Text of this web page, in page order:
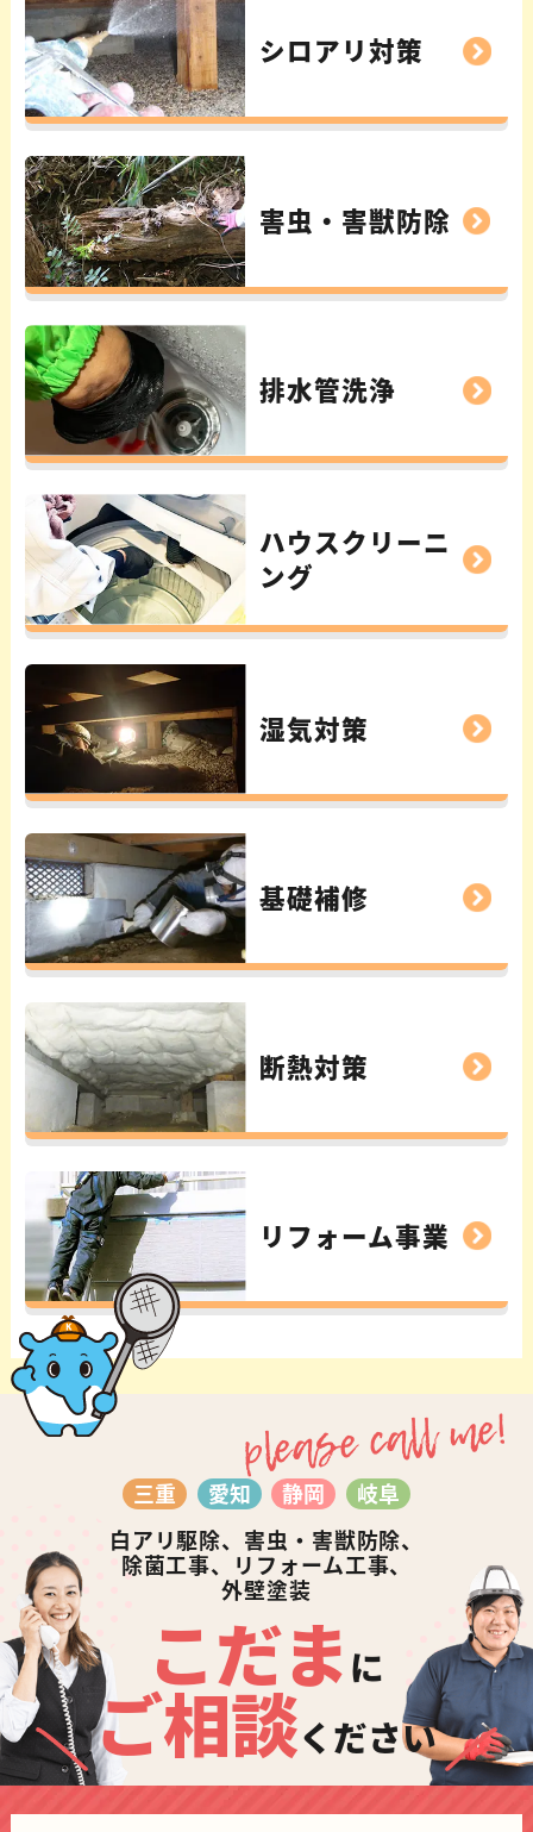
シロアリ対策
害虫・害獣防除
排水管洗浄
ハウスクリーニ
ング
湿気対策
基礎補修
断熱対策
リフォーム事業
please call me!
三重 愛知 静岡
岐阜
白アリ駆除、害虫・害獣防除、
除菌工事、リフォーム工事、
外壁塗装
こだまに
ご相談ください